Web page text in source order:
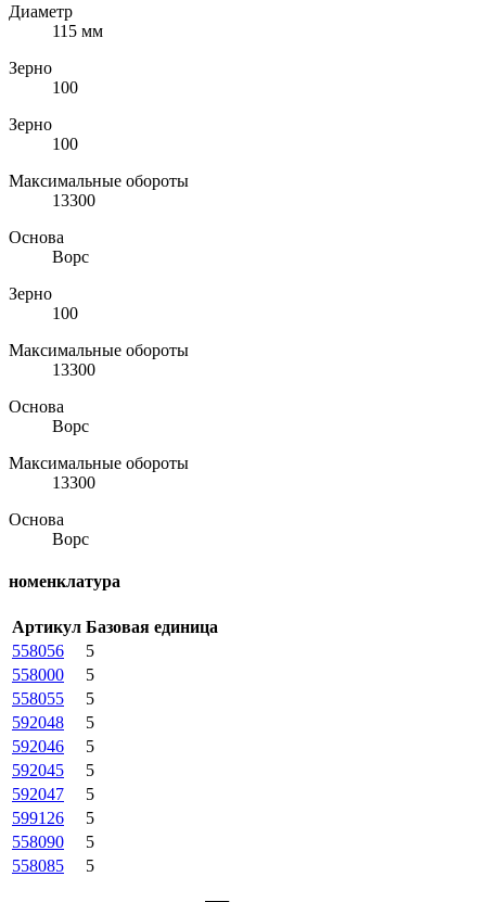
Диаметр
115 мм
Зерно
100
Зерно
100
Максимальные обороты
13300
Основа
Ворс
Зерно
100
Максимальные обороты
13300
Основа
Ворс
Максимальные обороты
13300
Основа
Ворс
номенклатура
Артикул Базовая единица
558056
5
558000
5
558055
5
592048
5
592046
5
592045
5
592047
5
599126
5
558090
5
558085
5